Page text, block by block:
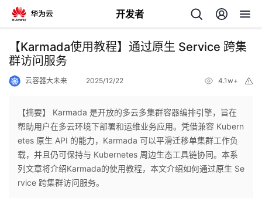
开发者
返
回
个
人
我
【Karmada使用教程】通过原生 Service 跨集
群访问服务
云容器大未来 2025/12/22 4.1w+
【摘要】 Karmada 是开放的多云多集群容器编排引擎，旨在
帮助用户在多云环境下部署和运维业务应用。凭借兼容 Kubern
etes 原生 API 的能力，Karmada 可以平滑迁移单集群工作负
载，并且仍可保持与 Kubernetes 周边生态工具链协同。本系
列文章将介绍Karmada的使用教程，本文介绍如何通过原生 Se
rvice 跨集群访问服务。